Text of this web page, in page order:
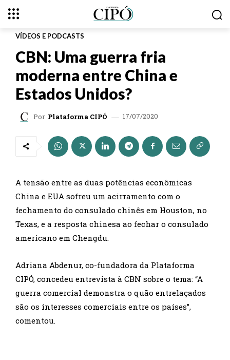
VÍDEOS E PODCASTS
CBN: Uma guerra fria
moderna entre China e
Estados Unidos?
Por Plataforma CIPÓ 17/07/2020
A tensão entre as duas potências econômicas
China e EUA sofreu um acirramento com o
fechamento do consulado chinês em Houston, no
Texas, e a resposta chinesa ao fechar o consulado
americano em Chengdu.
Adriana Abdenur, co-fundadora da Plataforma
CIPÓ, concedeu entrevista à CBN sobre o tema: “A
guerra comercial demonstra o quão entrelaçados
são os interesses comerciais entre os países”,
comentou.